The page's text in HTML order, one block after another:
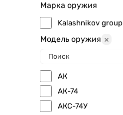
Марка оружия
Kalashnikov group
Модель оружия
АК
АК-74
АКС-74У